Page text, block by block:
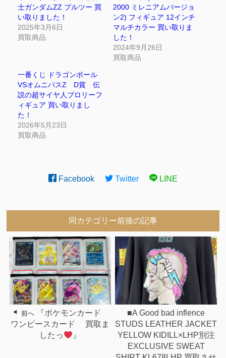
士ガンダムZZ プルツー 買
い取りました！
2025年3月6日
買取商品
2000 ミレニアムバージョ
ン2) フィギュア 12インチ
マルチカラー 買い取りま
した！
2024年9月26日
買取商品
一番くじ ドラゴンボール
VSオムニバスZ D賞 伝
説の超サイヤ人ブロリーフ
ィギュア 買い取りまし
た！
2026年5月23日
買取商品
Facebook Twitter LINE
同カテゴリー前後の記事
前へ
『ポケモンカード
ワンピースカード 買取ま
したっ
』
■A Good bad inflence
STUDS LEATHER JACKET
YELLOW KIDILL×LHP別注
EXCLUSIVE SWEAT